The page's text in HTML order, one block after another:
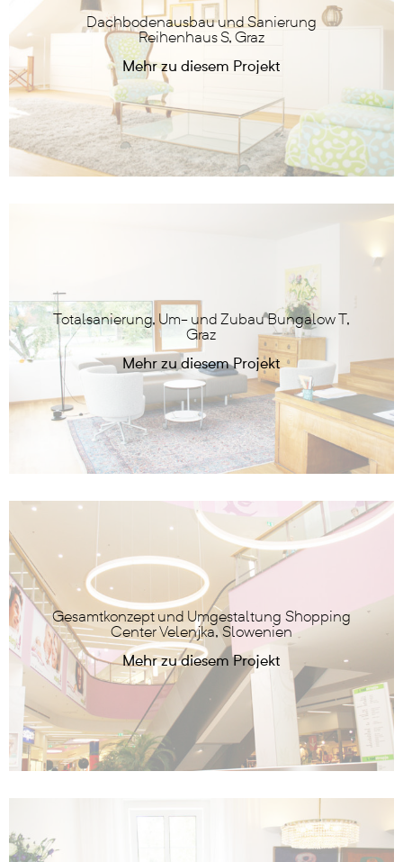
Dachbodenausbau und Sanierung
Reihenhaus S, Graz
Totalsanierung, Um- und Zubau Bungalow T,
Graz
Gesamtkonzept und Umgestaltung Shopping
Center Velenjka, Slowenien